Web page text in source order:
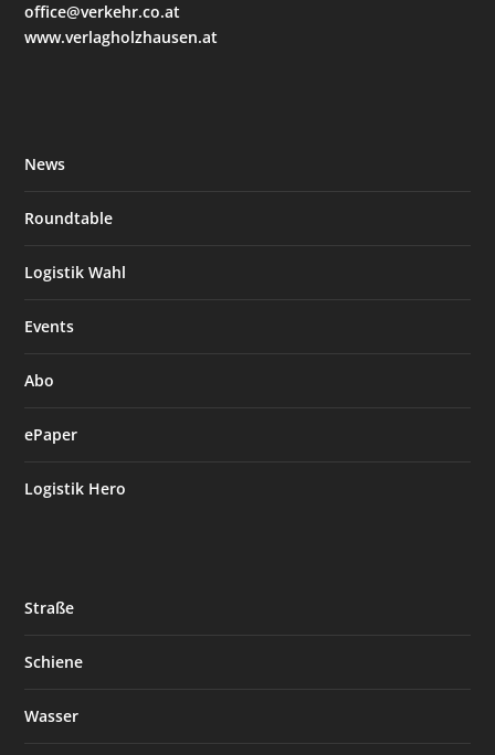
office@verkehr.co.at
www.verlagholzhausen.at
News
Roundtable
Logistik Wahl
Events
Abo
ePaper
Logistik Hero
Straße
Schiene
Wasser